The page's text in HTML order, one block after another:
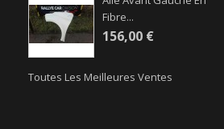
Fibre...
156,00 €
Toutes Les Meilleures Ventes